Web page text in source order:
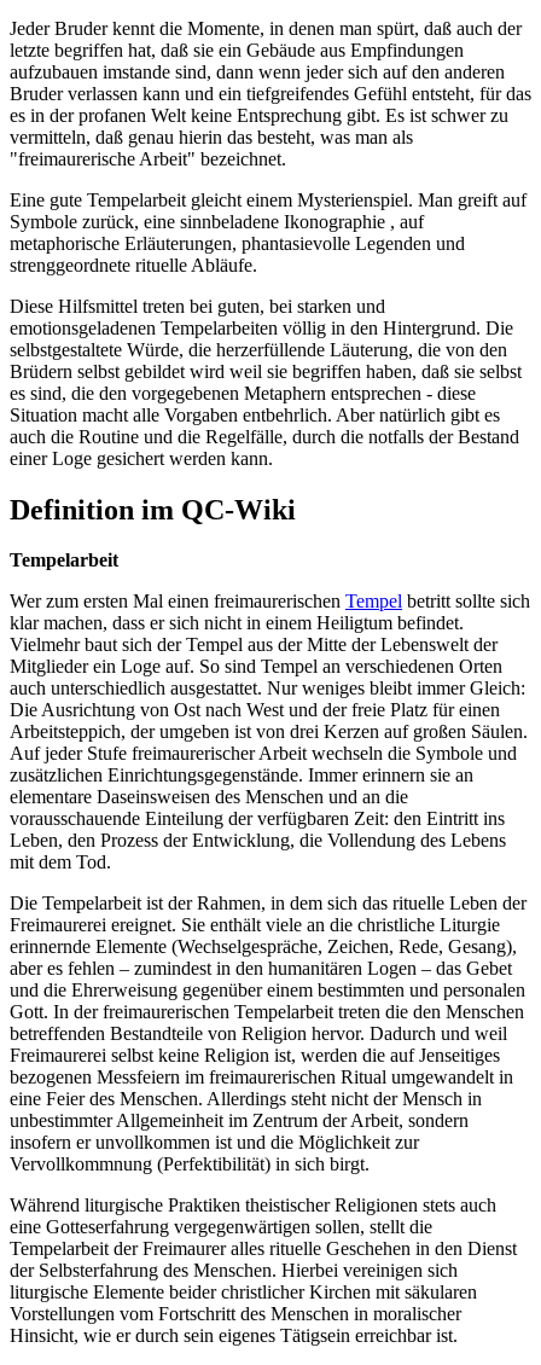
Jeder Bruder kennt die Momente, in denen man spürt, daß auch der
letzte begriffen hat, daß sie ein Gebäude aus Empfindungen
aufzubauen imstande sind, dann wenn jeder sich auf den anderen
Bruder verlassen kann und ein tiefgreifendes Gefühl entsteht, für das
es in der profanen Welt keine Entsprechung gibt. Es ist schwer zu
vermitteln, daß genau hierin das besteht, was man als
"freimaurerische Arbeit" bezeichnet.
Eine gute Tempelarbeit gleicht einem Mysterienspiel. Man greift auf
Symbole zurück, eine sinnbeladene Ikonographie , auf
metaphorische Erläuterungen, phantasievolle Legenden und
strenggeordnete rituelle Abläufe.
Diese Hilfsmittel treten bei guten, bei starken und
emotionsgeladenen Tempelarbeiten völlig in den Hintergrund. Die
selbstgestaltete Würde, die herzerfüllende Läuterung, die von den
Brüdern selbst gebildet wird weil sie begriffen haben, daß sie selbst
es sind, die den vorgegebenen Metaphern entsprechen - diese
Situation macht alle Vorgaben entbehrlich. Aber natürlich gibt es
auch die Routine und die Regelfälle, durch die notfalls der Bestand
einer Loge gesichert werden kann.
Definition im QC-Wiki
Tempelarbeit
Wer zum ersten Mal einen freimaurerischen Tempel betritt sollte sich
klar machen, dass er sich nicht in einem Heiligtum befindet.
Vielmehr baut sich der Tempel aus der Mitte der Lebenswelt der
Mitglieder ein Loge auf. So sind Tempel an verschiedenen Orten
auch unterschiedlich ausgestattet. Nur weniges bleibt immer Gleich:
Die Ausrichtung von Ost nach West und der freie Platz für einen
Arbeitsteppich, der umgeben ist von drei Kerzen auf großen Säulen.
Auf jeder Stufe freimaurerischer Arbeit wechseln die Symbole und
zusätzlichen Einrichtungsgegenstände. Immer erinnern sie an
elementare Daseinsweisen des Menschen und an die
vorausschauende Einteilung der verfügbaren Zeit: den Eintritt ins
Leben, den Prozess der Entwicklung, die Vollendung des Lebens
mit dem Tod.
Die Tempelarbeit ist der Rahmen, in dem sich das rituelle Leben der
Freimaurerei ereignet. Sie enthält viele an die christliche Liturgie
erinnernde Elemente (Wechselgespräche, Zeichen, Rede, Gesang),
aber es fehlen – zumindest in den humanitären Logen – das Gebet
und die Ehrerweisung gegenüber einem bestimmten und personalen
Gott. In der freimaurerischen Tempelarbeit treten die den Menschen
betreffenden Bestandteile von Religion hervor. Dadurch und weil
Freimaurerei selbst keine Religion ist, werden die auf Jenseitiges
bezogenen Messfeiern im freimaurerischen Ritual umgewandelt in
eine Feier des Menschen. Allerdings steht nicht der Mensch in
unbestimmter Allgemeinheit im Zentrum der Arbeit, sondern
insofern er unvollkommen ist und die Möglichkeit zur
Vervollkommnung (Perfektibilität) in sich birgt.
Während liturgische Praktiken theistischer Religionen stets auch
eine Gotteserfahrung vergegenwärtigen sollen, stellt die
Tempelarbeit der Freimaurer alles rituelle Geschehen in den Dienst
der Selbsterfahrung des Menschen. Hierbei vereinigen sich
liturgische Elemente beider christlicher Kirchen mit säkularen
Vorstellungen vom Fortschritt des Menschen in moralischer
Hinsicht, wie er durch sein eigenes Tätigsein erreichbar ist.